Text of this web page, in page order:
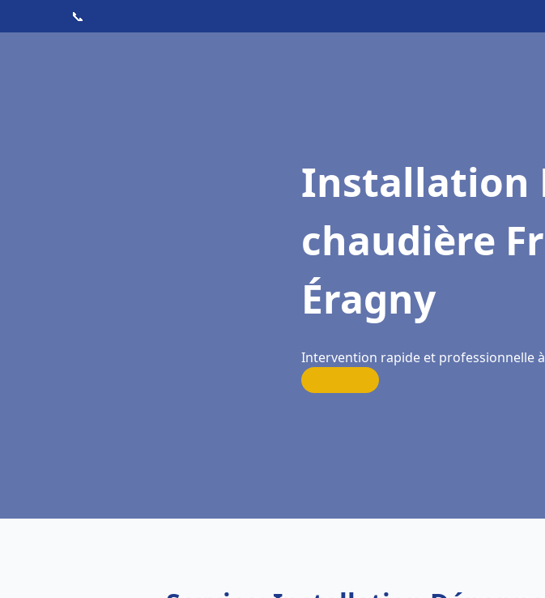
📞
Installation
chaudière
Éragny
Intervention rapide et professionnelle à